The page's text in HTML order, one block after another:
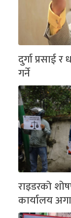
दुर्गा प्रसाई
गर्ने
राइडरको
कार्यालय